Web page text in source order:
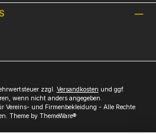
zzgl. Versandkosten und ggf.
wenn nicht anders angegeben.
und Firmenbekleidung - Alle Rechte
Theme by ThemeWare®